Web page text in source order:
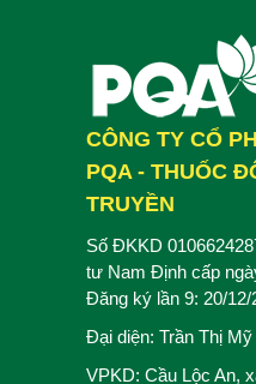
CÔNG TY CỔ
PQA - THUỐC
TRUYỀN
Số ĐKKD
tư Nam Định cấp
Đăng ký lần 9: 20/12/
Đại diện: Trần Thị Mỹ
VPKD: Cầu Lộc An,